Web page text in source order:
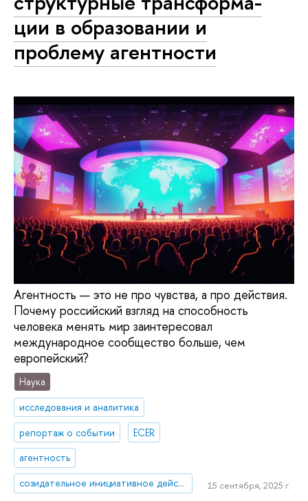
ции в образовании и
проблему агентности
Агентность — это не про чувства, а про действия.
Почему российский взгляд на способность
человека менять мир заинтересовал
международное сообщество больше, чем
европейский?
Наука
исследования и аналитика
репортаж о событии
ECER
агентность
созидательное инициативное действие
15 сентября, 2025 г.